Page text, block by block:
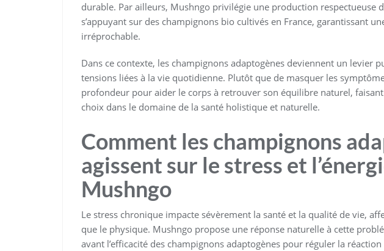
durable. Par ailleurs, Mushngo privilégie une production respectueuse
s’appuyant sur des champignons bio cultivés en France, garantissant
irréprochable.
Dans ce contexte, les champignons adaptogènes deviennent un levier
tensions liées à la vie quotidienne. Plutôt que de masquer les
profondeur pour aider le corps à retrouver son équilibre naturel,
choix dans le domaine de la santé holistique et naturelle.
Comment les champignons
agissent sur le stress et
Mushngo
Le stress chronique impacte sévèrement la santé et la qualité de vie,
que le physique. Mushngo propose une réponse naturelle à cette
avant l’efficacité des champignons adaptogènes pour réguler la réaction